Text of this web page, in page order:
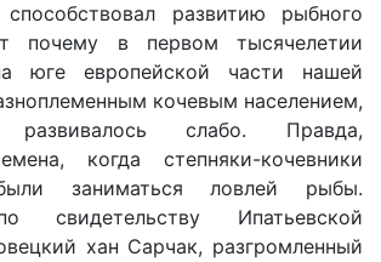
развитию рыбного
почему в первом тысячелетии
юге европейской части нашей
кочевым населением,
развивалось слабо. Правда,
когда степняки-кочевники
заниматься ловлей рыбы.
свидетельству Ипатьевской
хан Сарчак, разгромленный